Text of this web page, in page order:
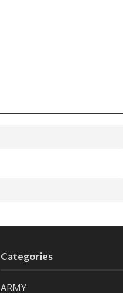
Categories
ARMY